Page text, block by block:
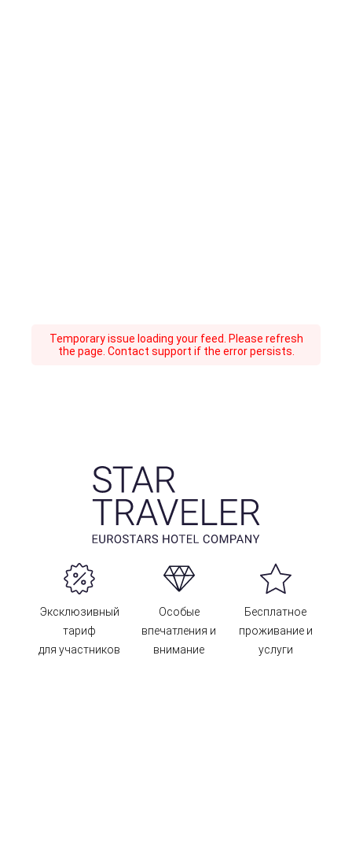
Temporary issue loading your feed. Please refresh
the page. Contact support if the error persists.
Эксклюзивный
тариф
для участников
Особые
впечатления и
внимание
Бесплатное
проживание и
услуги